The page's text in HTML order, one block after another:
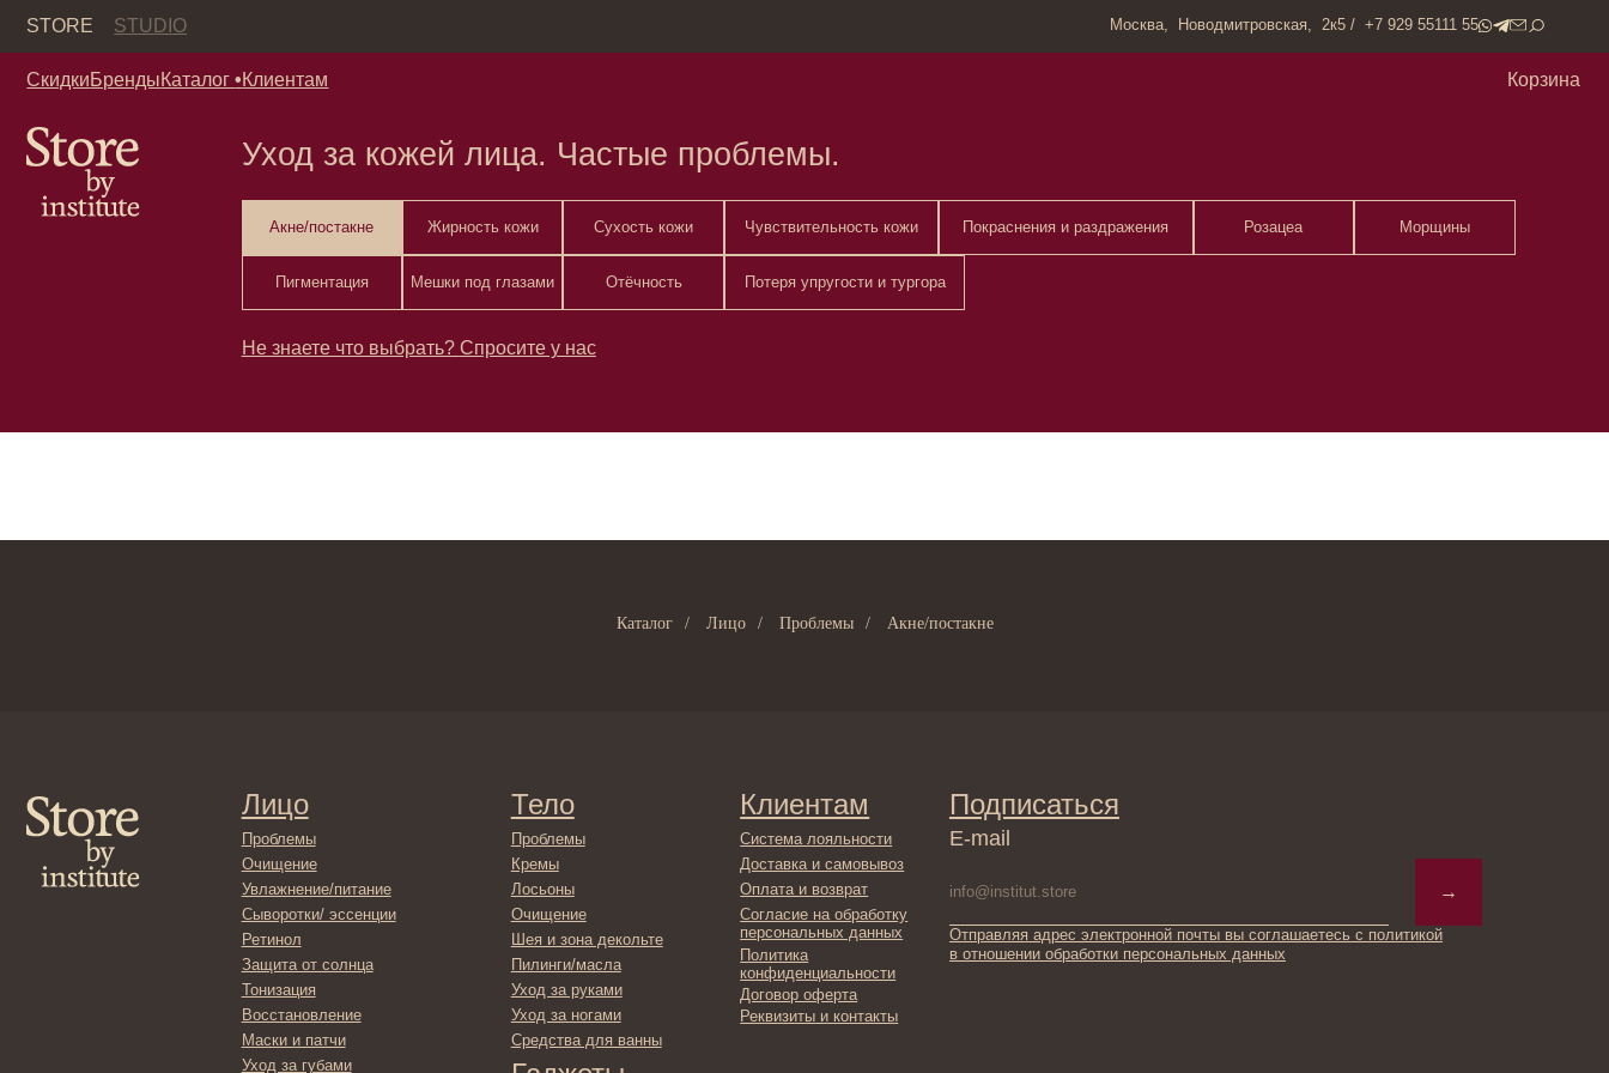
Москва, Новодмитровская, 2к5 / +7 929 55111 55
STORE STUDIO
СкидкиБрендыКаталог•Клиентам
Уход за кожей лица. Частые проблемы.
Акне/постакне Жирность кожи Сухость кожи Чувствительность кожи Покраснения и раздражения Розацеа Морщины
Мешки под глазами Отёчность Потеря упругости и тургора
Не знаете что выбрать?Спросите у нас
Каталог / Лицо / Проблемы / Акне/постакне
Лосьоны
Очищение
Шея и зона декольте
Пилинги/масла
Уход за руками
Уход за ногами
Средства для ванны
Гаджеты
Сертификаты
Наборы
Оплата и возврат
Согласие на обработку
персональных данных
конфиденциальности
Договор оферта
Реквизиты и контакты
Отправляя адрес электронной почты вы соглашаетесь с политикой
в отношении обработки персональных данных
Увлажнение/питание
Сыворотки/ эссенции
Ретинол
Защита от солнца
Тонизация
Восстановление
Маски и патчи
Уход за губами
Декоротивная косметика
Волосы
Проблемы
Шампуни